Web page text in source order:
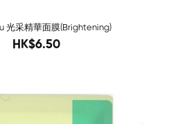
光采精華面膜(Brightening)
10
HK$6.50